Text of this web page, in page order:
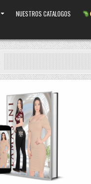
NUESTROS CATALOGOS